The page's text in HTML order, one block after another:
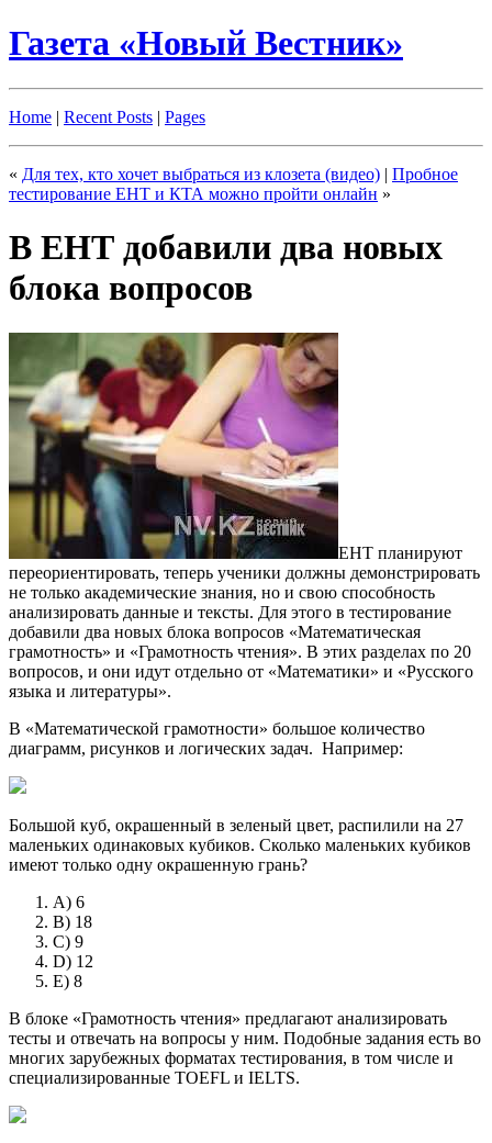
Газета «Новый Вестник»
Home | Recent Posts | Pages
« Для тех, кто хочет выбраться из клозета (видео) | Пробное
тестирование ЕНТ и КТА можно пройти онлайн »
В ЕНТ добавили два новых
блока вопросов
ЕНТ планируют
переориентировать, теперь ученики должны демонстрировать
не только академические знания, но и свою способность
анализировать данные и тексты. Для этого в тестирование
добавили два новых блока вопросов «Математическая
грамотность» и «Грамотность чтения». В этих разделах по 20
вопросов, и они идут отдельно от «Математики» и «Русского
языка и литературы».
В «Математической грамотности» большое количество
диаграмм, рисунков и логических задач. Например:
Большой куб, окрашенный в зеленый цвет, распилили на 27
маленьких одинаковых кубиков. Сколько маленьких кубиков
имеют только одну окрашенную грань?
A) 6
B) 18
C) 9
D) 12
E) 8
В блоке «Грамотность чтения» предлагают анализировать
тесты и отвечать на вопросы у ним. Подобные задания есть во
многих зарубежных форматах тестирования, в том числе и
специализированные TOEFL и IELTS.